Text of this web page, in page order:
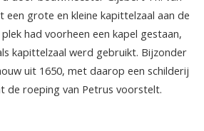
een grote en kleine kapittelzaal aan de
had voorheen een kapel gestaan,
kapittelzaal werd gebruikt. Bijzonder
uit 1650, met daarop een schilderij
de roeping van Petrus voorstelt.